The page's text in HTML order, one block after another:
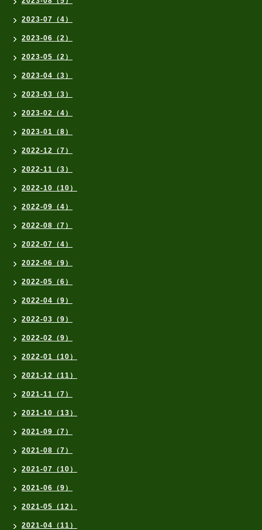
2023-07（4）
2023-06（2）
2023-05（2）
2023-04（3）
2023-03（3）
2023-02（4）
2023-01（8）
2022-12（7）
2022-11（3）
2022-10（10）
2022-09（4）
2022-08（7）
2022-07（4）
2022-06（9）
2022-05（6）
2022-04（9）
2022-03（9）
2022-02（9）
2022-01（10）
2021-12（11）
2021-11（7）
2021-10（13）
2021-09（7）
2021-08（7）
2021-07（10）
2021-06（9）
2021-05（12）
2021-04（11）